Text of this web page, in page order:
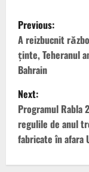
Previous:
A reizbucnit
ținte, Teheranul
Bahrain
Next:
Programul Rabla
regulile de anul
fabricate în afara